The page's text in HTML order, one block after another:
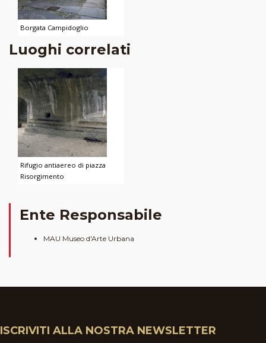
Borgata Campidoglio
Luoghi correlati
Rifugio antiaereo di piazza
Risorgimento
Ente Responsabile
MAU Museo d'Arte Urbana
ISCRIVITI ALLA NOSTRA NEWSLETTER